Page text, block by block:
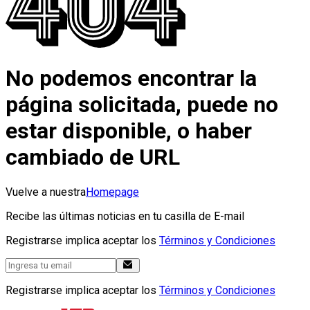
No podemos encontrar la
página solicitada, puede no
estar disponible, o haber
cambiado de URL
Vuelve a nuestraHomepage
Recibe las últimas noticias en tu casilla de E-mail
Registrarse implica aceptar los Términos y Condiciones
Registrarse implica aceptar los Términos y Condiciones